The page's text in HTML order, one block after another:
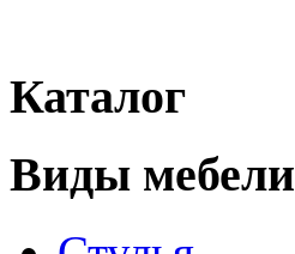
Каталог
Виды мебели